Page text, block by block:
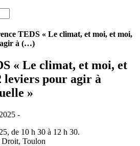
TEDS « Le climat, et moi, et moi,
à (…)
« Le climat, et moi, et
pour agir à
»
-
de 10 h 30 à 12 h 30.
Droit, Toulon